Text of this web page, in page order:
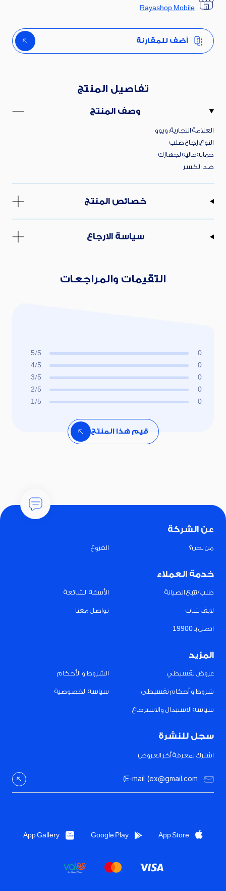
Rayashop Mobile
أضف للمقارنة
تفاصيل المنتج
وصف المنتج
العلامة التجارية: ويوو
النوع: زجاج صلب
حماية عالية لجهازك
ضد الكسر
خصائص المنتج
سياسة الارجاع
التقيمات والمراجعات
0
1/5
0
2/5
0
3/5
0
4/5
0
5/5
قيم هذا المنتج
عن الشركة
من نحن؟ الفروع
خدمة العملاء
طلب/تتبع الصيانة الأسئلة الشائعة
لايف شات تواصل معنا
اتصل بـ 19900
المزيد
عروض تقسيطي الشروط و الأحكام
شروط و أحكام تقسيطي سياسة الخصوصية
سياسة الاستبدال والاسترجاع
سجل للنشرة
اشترك لمعرفة أخر العروض
App Store
Google Play
App Gallery